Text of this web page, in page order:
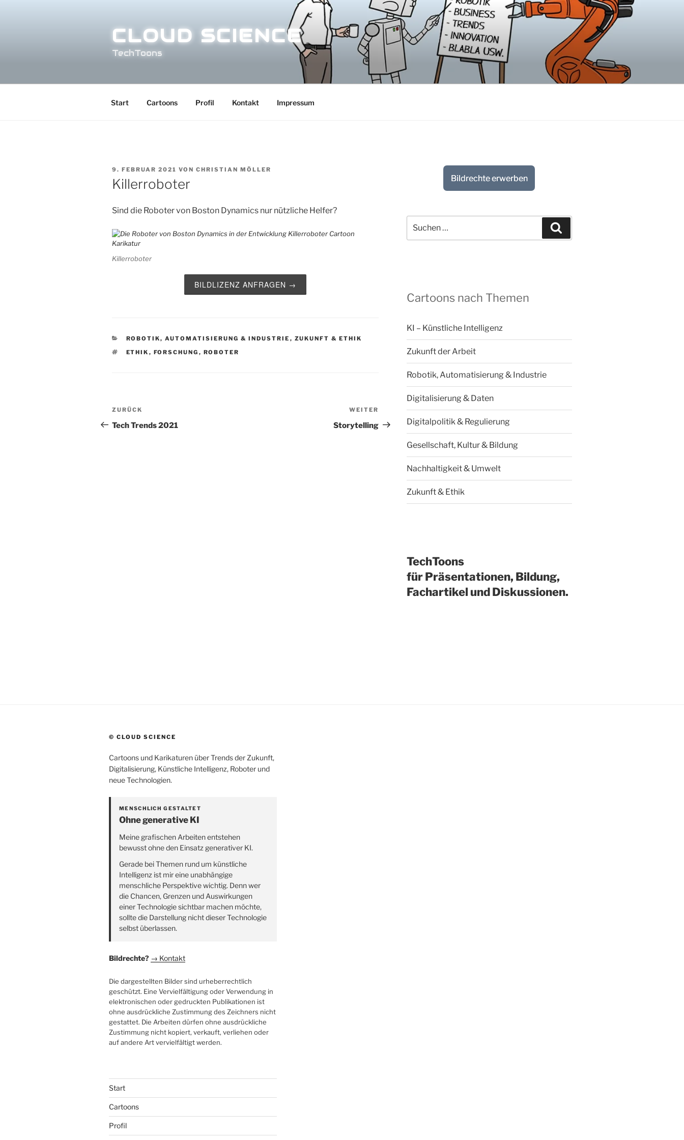
CLOUD SCIENCE
TechToons
Start Cartoons Profil Kontakt Impressum
VERÖFFENTLICHT
AM
9. FEBRUAR 2021 VON CHRISTIAN MÖLLER
Killerroboter
Sind die Roboter von Boston Dynamics nur nützliche Helfer?
Killerroboter
BILDLIZENZ ANFRAGEN →
KATEGORIEN
ROBOTIK, AUTOMATISIERUNG & INDUSTRIE , ZUKUNFT & ETHIK
SCHLAGWÖRTER
ETHIK , FORSCHUNG , ROBOTER
Beitragsnavigation
Vorheriger
Beitrag
ZURÜCK
Tech Trends 2021
Nächster
Beitrag
WEITER
Storytelling
Bildrechte erwerben
nach:
Cartoons nach Themen
KI – Künstliche Intelligenz
Zukunft der Arbeit
Robotik, Automatisierung & Industrie
Digitalisierung & Daten
Digitalpolitik & Regulierung
Gesellschaft, Kultur & Bildung
Nachhaltigkeit & Umwelt
Zukunft & Ethik
TechToons
für Präsentationen, Bildung,
Fachartikel und Diskussionen.
© CLOUD SCIENCE
Cartoons und Karikaturen über Trends der Zukunft,
Digitalisierung, Künstliche Intelligenz, Roboter und
neue Technologien.
MENSCHLICH GESTALTET
Ohne generative KI
Meine grafischen Arbeiten entstehen
bewusst ohne den Einsatz generativer KI.
Gerade bei Themen rund um künstliche
Intelligenz ist mir eine unabhängige
menschliche Perspektive wichtig. Denn wer
die Chancen, Grenzen und Auswirkungen
einer Technologie sichtbar machen möchte,
sollte die Darstellung nicht dieser Technologie
selbst überlassen.
Bildrechte? → Kontakt
Die dargestellten Bilder sind urheberrechtlich
geschützt. Eine Vervielfältigung oder Verwendung in
elektronischen oder gedruckten Publikationen ist
ohne ausdrückliche Zustimmung des Zeichners nicht
gestattet. Die Arbeiten dürfen ohne ausdrückliche
Zustimmung nicht kopiert, verkauft, verliehen oder
auf andere Art vervielfältigt werden.
Start
Cartoons
Profil